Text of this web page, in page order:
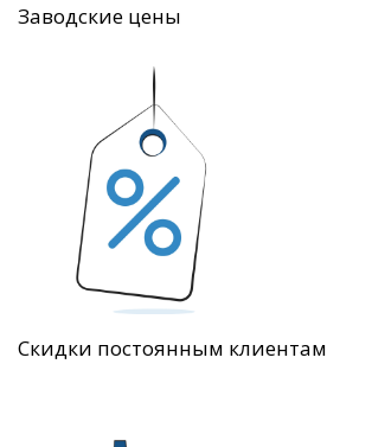
Заводские цены
Скидки постоянным клиентам